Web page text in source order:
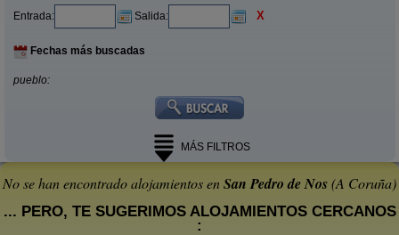
Entrada: Salida: X
Fechas más buscadas
pueblo:
MÁS FILTROS
No se han encontrado alojamientos enSan Pedro de Nos(A Coruña)
... PERO, TE SUGERIMOS ALOJAMIENTOS CERCANOS
: